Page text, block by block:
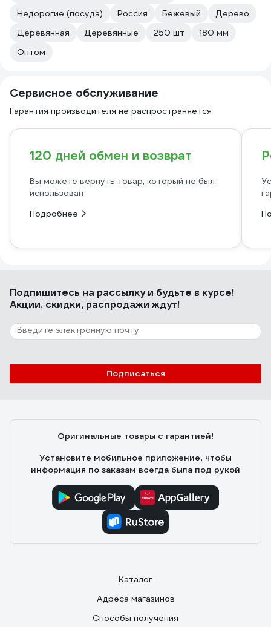
Недорогие (посуда)
Россия Бежевый
Дерево
Деревянная
Деревянные 250 шт
180 мм
Оптом
Сервисное обслуживание
Гарантия производителя не распространяется
120 дней обмен и возврат
Вы можете вернуть товар, который не был
использован
Подробнее
Подпишитесь на рассылкуи будьте в курсе!
Акции, скидки, распродажи ждут!
Подписаться
Оригинальные товары с гарантией!
Установите мобильное приложение, чтобы
информация по заказам всегда была под рукой
Каталог
Адреса магазинов
Способы получения